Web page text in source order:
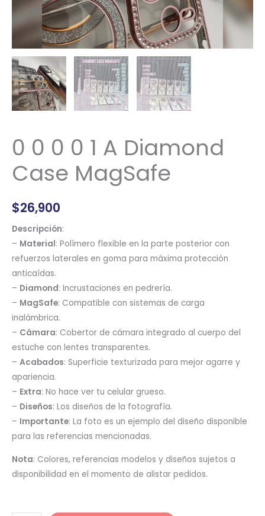
0 0 0 0 1 A Diamond
Case MagSafe
$26,900
Descripción:
– Material: Polímero flexible en la parte posterior con
refuerzos laterales en goma para máxima protección
anticaídas.
– Diamond: Incrustaciones en pedrería.
– MagSafe: Compatible con sistemas de carga
inalámbrica.
– Cámara: Cobertor de cámara integrado al cuerpo del
estuche con lentes transparentes.
– Acabados: Superficie texturizada para mejor agarre y
apariencia.
– Extra: No hace ver tu celular grueso.
– Diseños: Los diseños de la fotografía.
– Importante: La foto es un ejemplo del diseño disponible
para las referencias mencionadas.
Nota: Colores, referencias modelos y diseños sujetos a
disponibilidad en el momento de alistar pedidos.